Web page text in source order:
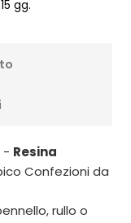
gg.
- Resina
Confezioni da
rullo o